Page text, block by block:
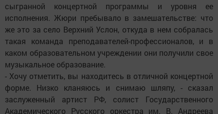
сыгранной концертной программы и уровня ее
исполнения. Жюри пребывало в замешательстве: что
же это за село Верхний Услон, откуда в нем собралась
такая команда преподавателей-профессионалов, и в
каком образовательном учреждении они получили свое
музыкальное образование.
- Хочу отметить, вы находитесь в отличной концертной
форме. Низко кланяюсь и снимаю шляпу, - сказал
заслуженный артист РФ, солист Государственного
Академического Русского оркестра им. В. Андреева